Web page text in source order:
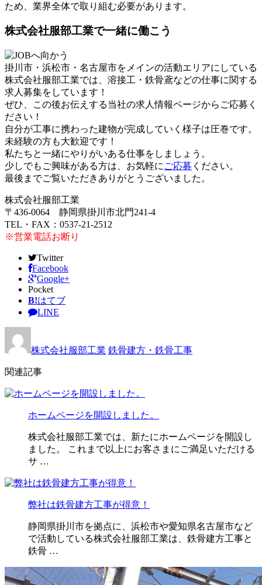
ため、業界全体で取り組む必要があります。
株式会社服部工業で一緒に働こう
掛川市・浜松市・名古屋市をメインの活動エリアにしている
株式会社服部工業では、溶接工・鉄骨鳶などの仕事に関する
求人募集をしています！
ぜひ、この後お伝えする当社の求人情報ページからご応募く
ださい！
自分が工事に携わった建物が完成していく様子は圧巻です。
未経験の方も大歓迎です！
私たちと一緒にやりがいある仕事をしましょう。
少しでもご興味がある方は、お気軽に ご応募 ください。
最後までご覧いただきありがとうございました。
株式会社服部工業
〒436-0064 静岡県掛川市北門241-4
TEL・FAX：0537-21-2512
※営業電話お断り
Twitter
Facebook
Google+
Pocket
B!はてブ
LINE
株式会社服部工業 鉄骨建方・鉄骨工事
関連記事
ホームページを開設しました。
株式会社服部工業では、新たにホームページを開設し
ました。 これまで以上にお客さまにご満足いただける
サ …
弊社は鉄骨建方工事が得意！
静岡県掛川市を拠点に、浜松市や愛知県名古屋市など
で活動している株式会社服部工業は、鉄骨建方工事と
鉄骨 …